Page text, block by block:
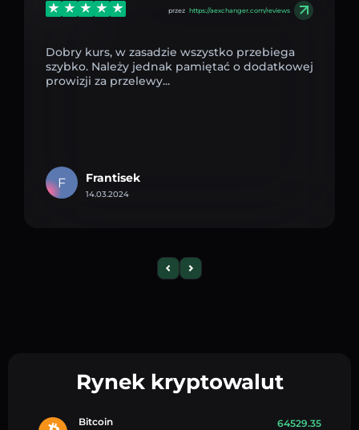
przez https://aexchanger.com/reviews
Dobry kurs, w zasadzie wszystko przebiega
szybko. Należy jednak pamiętać o dodatkowej
prowizji za przelewy...
F Frantisek
14.03.2024
Rynek kryptowalut
Bitcoin
64529.35